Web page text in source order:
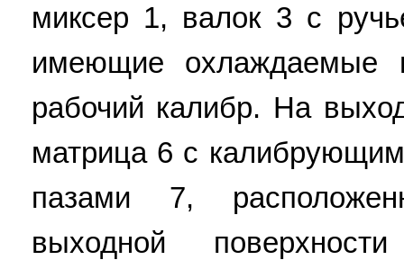
миксер 1, валок 3 с
имеющие охлаждаемые
рабочий калибр. На
матрица 6 с
пазами 7,
выходной